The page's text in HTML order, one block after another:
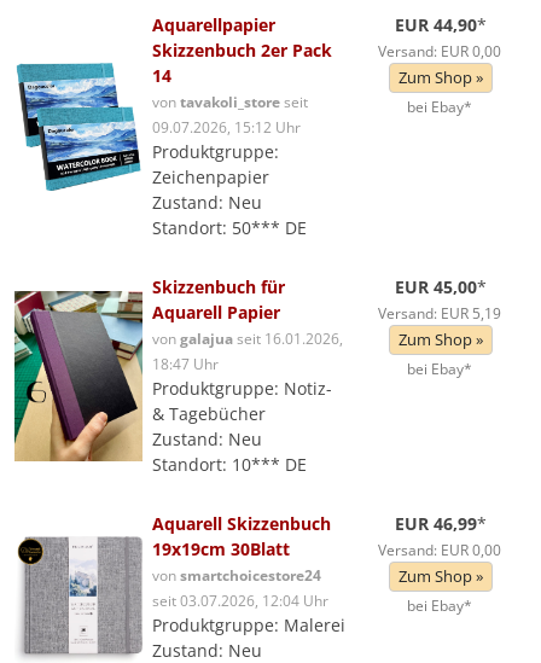
Aquarellpapier
Skizzenbuch 2er Pack
14
vontavakoli_storeseit
09.07.2026, 15:12 Uhr
Produktgruppe:
Zeichenpapier
Zustand: Neu
Standort: 50*** DE
EUR 44,90*
Versand: EUR 0,00
Zum Shop »
bei Ebay*
Skizzenbuch für
Aquarell Papier
vongalajuaseit 16.01.2026,
18:47 Uhr
Produktgruppe: Notiz-
& Tagebücher
Zustand: Neu
Standort: 10*** DE
EUR 45,00*
Versand: EUR 5,19
Zum Shop »
bei Ebay*
Aquarell Skizzenbuch
19x19cm 30Blatt
vonsmartchoicestore24
seit 03.07.2026, 12:04 Uhr
Produktgruppe: Malerei
Zustand: Neu
EUR 46,99*
Versand: EUR 0,00
Zum Shop »
bei Ebay*